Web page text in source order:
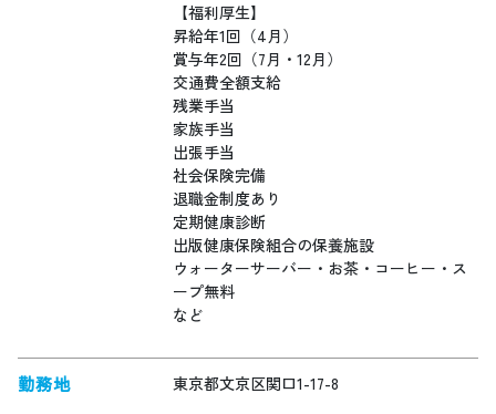
【福利厚生】
昇給年1回（4月）
賞与年2回（7月・12月）
交通費全額支給
残業手当
家族手当
出張手当
社会保険完備
退職金制度あり
定期健康診断
出版健康保険組合の保養施設
ウォーターサーバー・お茶・コーヒー・ス
ープ無料
など
勤務地 東京都文京区関口1-17-8